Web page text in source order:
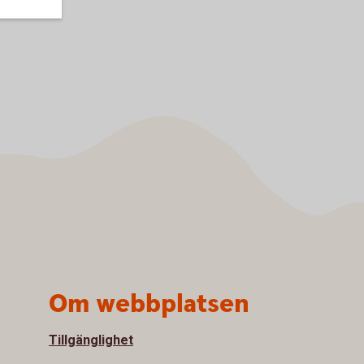
Om webbplatsen
Tillgänglighet